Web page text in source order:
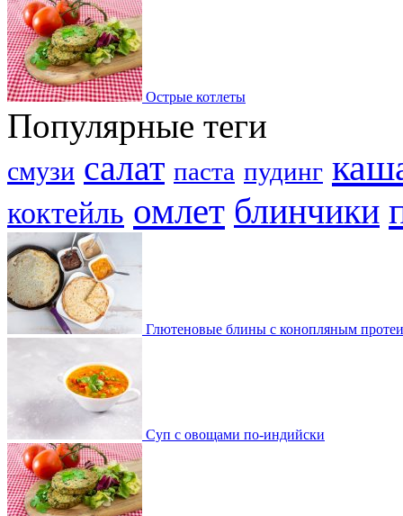
Острые котлеты
Популярные теги
смузи салат паста пудинг
коктейль омлет блинчики
Глютеновые блины с конопляным
Суп с овощами по-индийски